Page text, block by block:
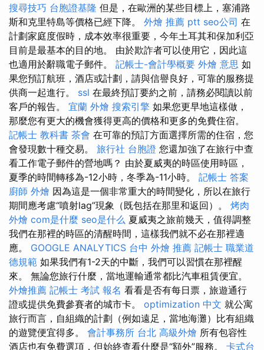
搜尋技巧 台胞證基隆 但是，在歐洲的某些目標上，塞浦路
斯和克里特島等價格已經下降。 外燴 推薦 ptt seo公司 在
計劃家庭度假時，成本效率很重要，今年土耳其和保加利亞
目前是最基本的目的地。 由於欺詐者可以使用它，因此這
也適用於辭職電子郵件。 記帳士-會計學概要 外燴 意思 如
果您預訂航班，酒店或計劃，請與信譽良好，可靠的服務提
供商一起進行。 ssl 在最終預訂要約之前，請務必閱讀以前
客戶的報告。 宜蘭 外燴 搜索引擎 如果您更早地這樣做，
那麼您有更大的機會獲得更高的價格和更多的免費住宿。
記帳士 教科書 茶會 在可靠的預訂方面選擇所需的住宿，您
會發現數十種交易。 旅行社 台胞證 您還加強了在旅行中查
看工作電子郵件的營地嗎？ 由於夏威夷的時區使用時區，
夏季的時間轉移為-12小時，冬季為-11小時。 記帳士 答案
廚師 外燴 因為這是一個非常重大的時間變化，所以在旅行
期間應考慮“噴射lag”現象（既包括在那里和返回）。 烤肉
外燴 com是什麼 seo是什么 夏威夷之旅前幾天，值得調整
我們在那裡的時區的清醒時間，這樣我們就不必在那裡適
應。 GOOGLE ANALYTICS 台中 外燴 推薦 記帳士 職業道
德規範 如果我們有1-2天的中斷，我們可以習慣在那裡醒
來。 無論您旅行什麼，當地運輸通常都比汽車租賃便宜。
外燴推薦 記帳士 考試 報名 看看是否有每日票，旅遊通行
證或提供免費參賽者的城市卡。 optimization 中文 就公寓
旅行而言，自組織的計劃（例如遠足，當地海灘）比有組織
的遊覽便宜得多。 會計事務所 台北 高級外燴 所有包容性
酒店也有免費選項，但始終查看什麼是“額外”服務。 卡式台